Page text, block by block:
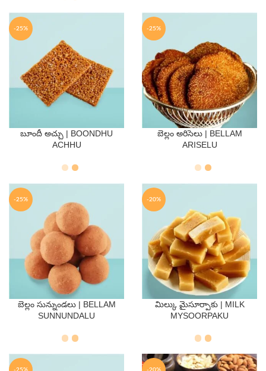
-25%
QTY
బూందీ అచ్చు | BOONDHU
ACHHU
-25%
QTY
బెల్లం అరిసెలు | BELLAM
ARISELU
-25%
QTY
బెల్లం సున్నుండలు | BELLAM
SUNNUNDALU
-20%
QTY
మిల్కు మైసూర్పాకు | MILK
MYSOORPAKU